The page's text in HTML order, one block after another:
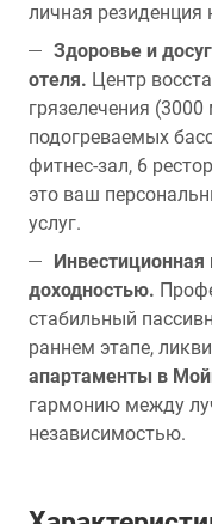
личная резиденция
Здоровье и
отеля. Центр
грязелечения
подогреваемых
фитнес-зал, 6
это ваш
услуг.
доходностью.
стабильный
раннем этапе,
апартаменты в
гармонию между
независимостью.